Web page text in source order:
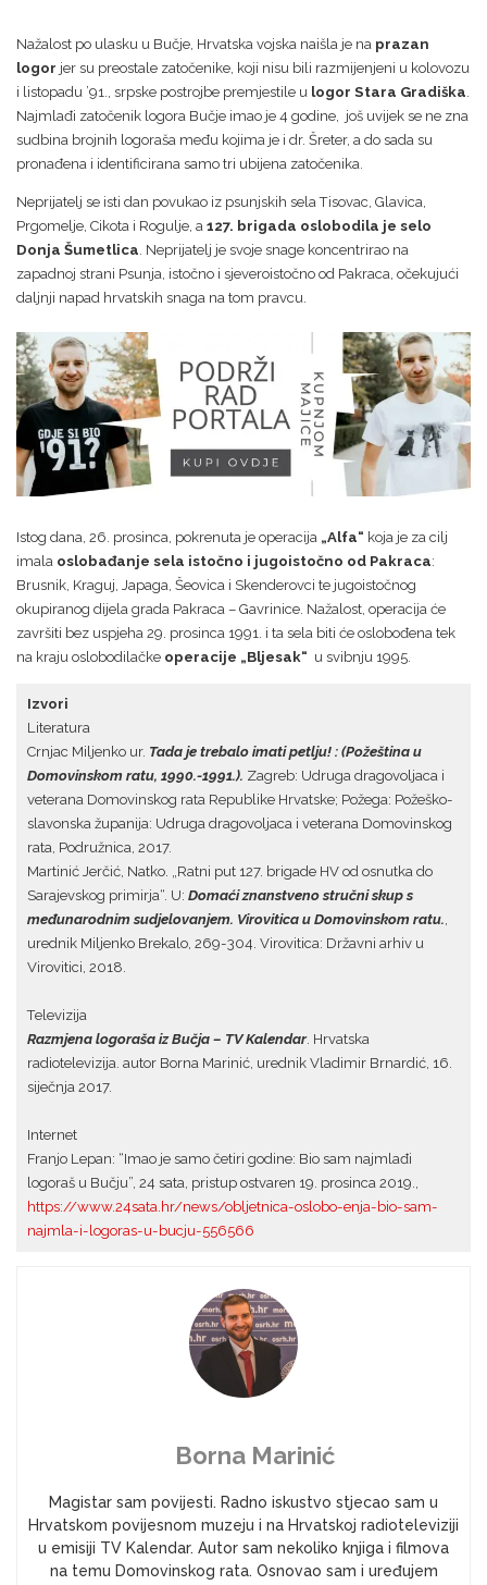
Nažalost po ulasku u Bučje, Hrvatska vojska naišla je na prazan
logor jer su preostale zatočenike, koji nisu bili razmijenjeni u kolovozu
i listopadu ’91., srpske postrojbe premjestile u logor Stara Gradiška
Najmlađi zatočenik logora Bučje imao je 4 godine, još uvijek se ne zna
sudbina brojnih logoraša među kojima je i dr. Šreter, a do sada su
pronađena i identificirana samo tri ubijena zatočenika.
Neprijatelj se isti dan povukao iz psunjskih sela Tisovac, Glavica,
Prgomelje, Cikota i Rogulje, a 127. brigada oslobodila je selo
Donja Šumetlica . Neprijatelj je svoje snage koncentrirao na
zapadnoj strani Psunja, istočno i sjeveroistočno od Pakraca, očekujući
daljnji napad hrvatskih snaga na tom pravcu.
Istog dana, 26. prosinca, pokrenuta je operacija „Alfa“ koja je za cilj
imala oslobađanje sela istočno i jugoistočno od Pakraca:
Brusnik, Kraguj, Japaga, Šeovica i Skenderovci te jugoistočnog
okupiranog dijela grada Pakraca – Gavrinice. Nažalost, operacija će
završiti bez uspjeha 29. prosinca 1991. i ta sela biti će oslobođena tek
na kraju oslobodilačke operacije „Bljesak“ u svibnju 1995.
Izvori
Literatura
Crnjac Miljenko ur. Tada je trebalo imati petlju! : (Požeština u
Domovinskom ratu, 1990.-1991.). Zagreb: Udruga dragovoljaca i
veterana Domovinskog rata Republike Hrvatske; Požega: Požeško-
slavonska županija: Udruga dragovoljaca i veterana Domovinskog
rata, Podružnica, 2017.
Martinić Jerčić, Natko. „Ratni put 127. brigade HV od osnutka do
Sarajevskog primirja“. U: Domaći znanstveno stručni skup s
međunarodnim sudjelovanjem. Virovitica u Domovinskom ratu.,
urednik Miljenko Brekalo, 269-304. Virovitica: Državni arhiv u
Virovitici, 2018.
Televizija
Razmjena logoraša iz Bučja – TV Kalendar. Hrvatska
radiotelevizija. autor Borna Marinić, urednik Vladimir Brnardić, 16.
siječnja 2017.
Internet
Franjo Lepan: “Imao je samo četiri godine: Bio sam najmlađi
logoraš u Bučju”, 24 sata, pristup ostvaren 19. prosinca 2019.,
https://www.24sata.hr/news/obljetnica-oslobo-enja-bio-sam-
najmla-i-logoras-u-bucju-556566
Borna Marinić
Magistar sam povijesti. Radno iskustvo stjecao sam u
Hrvatskom povijesnom muzeju i na Hrvatskoj radioteleviziji
u emisiji TV Kalendar. Autor sam nekoliko knjiga i filmova
na temu Domovinskog rata. Osnovao sam i uređujem